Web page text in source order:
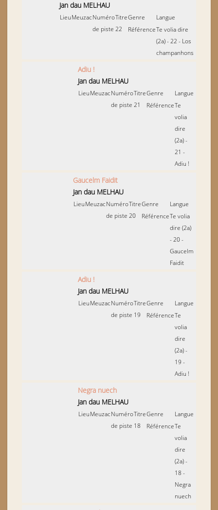
Jan dau MELHAU
LieuMeuzacNuméro
de piste
Titre
22
Genre
Langue
RéférenceTe volia dire
(2a) - 22 - Los
champanhons
Adiu !
Jan dau MELHAU
LieuMeuzacNuméro
de piste
Titre
21
Genre
Langue
RéférenceTe
volia
dire
(2a) -
21 -
Adiu !
Gaucelm Faidit
Jan dau MELHAU
LieuMeuzacNuméro
de piste
Titre
20
Genre
Langue
RéférenceTe volia
dire (2a)
- 20 -
Gaucelm
Faidit
Adiu !
Jan dau MELHAU
LieuMeuzacNuméro
de piste
Titre
19
Genre
Langue
RéférenceTe
volia
dire
(2a) -
19 -
Adiu !
Negra nuech
Jan dau MELHAU
LieuMeuzacNuméro
de piste
Titre
18
Genre
Langue
RéférenceTe
volia
dire
(2a) -
18 -
Negra
nuech